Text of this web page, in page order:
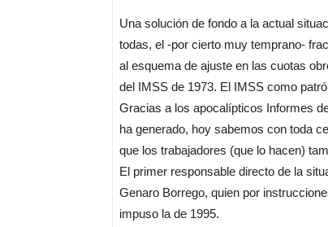
Una solución de fondo a la actual
todas, el -por cierto muy temprano-
al esquema de ajuste en las cuotas
del IMSS de 1973. El IMSS como
Gracias a los apocalípticos Informes
ha generado, hoy sabemos con toda
que los trabajadores (que lo hacen)
El primer responsable directo de la
Genaro Borrego, quien por
impuso la de 1995.